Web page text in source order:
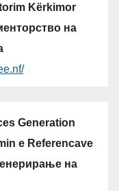
Kërkimor
на
Generation
e Referencave
на